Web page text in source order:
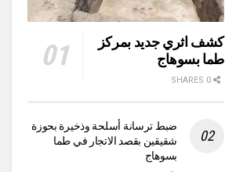
كشف اثري جديد بمركز
طما بسوهاج
ضبط ترسانة أسلحة وذخيرة بحوزة
شقيقين بقصد الاتجار في طما
بسوهاج